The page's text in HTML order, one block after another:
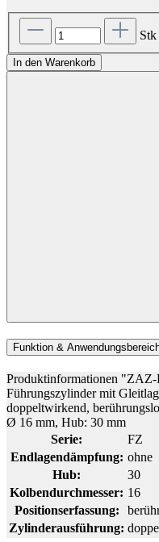
Stk
In den Warenkorb
Funktion &
Produktinformationen
Führungszylinder mit
doppeltwirkend,
Ø 16 mm, Hub: 30 mm
Serie:
FZ
Endlagendämpfung: ohne
Hub:
30
Kolbendurchmesser: 16
Positionserfassung:
Zylinderausführung: